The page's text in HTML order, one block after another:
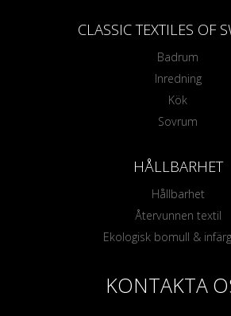
CLASSIC TEXTILES OF
Badrum
Inredning
Kök
Sovrum
HÅLLBARHET
Hållbarhet
Återvunnen textil
Ekologisk bomull &
KONTAKTA